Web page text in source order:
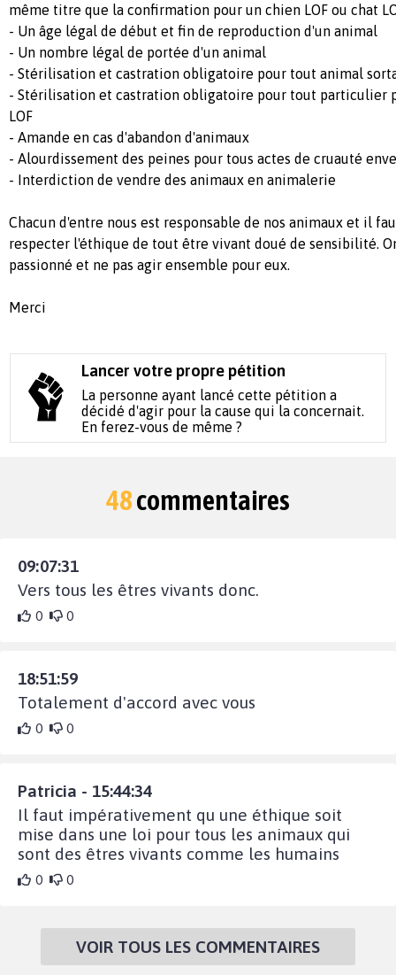
même titre que la confirmation pour un chien LOF ou chat
- Un âge légal de début et fin de reproduction d'un animal
- Un nombre légal de portée d'un animal
- Stérilisation et castration obligatoire pour tout animal
- Stérilisation et castration obligatoire pour tout particulier
LOF
- Amande en cas d'abandon d'animaux
- Alourdissement des peines pour tous actes de cruauté
- Interdiction de vendre des animaux en animalerie
Chacun d'entre nous est responsable de nos animaux et il
respecter l'éthique de tout être vivant doué de sensibilité.
passionné et ne pas agir ensemble pour eux.
Merci
Lancer votre propre pétition
La personne ayant lancé cette pétition a
décidé d'agir pour la cause qui la concernait.
En ferez-vous de même ?
48commentaires
09:07:31
Vers tous les êtres vivants donc.
0 0
18:51:59
Totalement d'accord avec vous
0 0
Patricia - 15:44:34
Il faut impérativement qu une éthique soit
mise dans une loi pour tous les animaux qui
sont des êtres vivants comme les humains
0 0
VOIR TOUS LES COMMENTAIRES